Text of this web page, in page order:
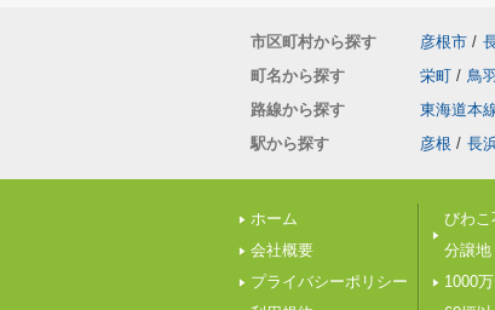
市区町村から探す 彦根市 /
町名から探す
栄町 / 鳥
路線から探す
東海道本
駅から探す
彦根 / 長
ホーム
会社概要
プライバシーポリシー
びわこ
分譲地
1000